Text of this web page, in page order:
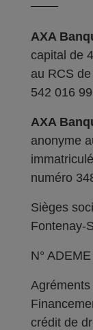
AXA
capital de
au RCS
542 016
AXA
anonyme
numéro
Sièges
Fontenay-
N°
Agréments
crédit de